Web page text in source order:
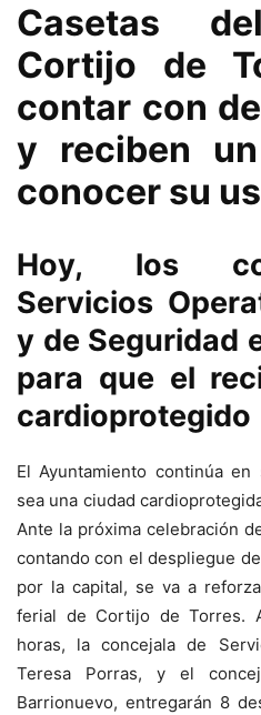
Casetas
Cortijo de
contar con
y reciben
conocer su
Hoy, los
Servicios
y de Seguridad
para que el
cardioprotegido
El Ayuntamiento continúa
sea una ciudad
Ante la próxima celebración
contando con el despliegue
por la capital, se va a
ferial de Cortijo de Torres.
horas, la concejala de
Teresa Porras, y el
Barrionuevo, entregarán 8